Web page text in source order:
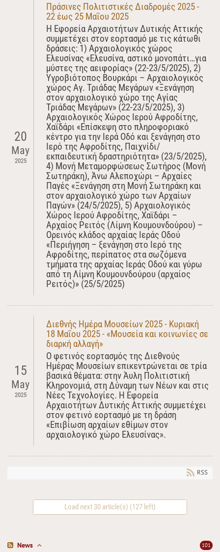
20
May
2025
Πράσινες Πολιτιστικές Διαδρομές 2025 -
22 έως 25 Μαΐου 2025
Η Εφορεία Αρχαιοτήτων Δυτικής Αττικής
συμμετέχει στον εορτασμό με τις κάτωθι
δράσεις: 1) Αρχαιολογικός χώρος
Ελευσίνας «Ελευσίνα, αστικό μονοπάτι…για
μύστες της αειφορίας» (22-23/5/2025), 2)
Υγροβιότοπος Βουρκάρι – Αρχαιολογικός
χώρος Αγ. Τριάδας Μεγάρων «Ξενάγηση
στον αρχαιολογικό χώρο της Αγίας
Τριάδας Μεγάρων» (22-23/5/2025), 3)
Αρχαιολογικός Χώρος Ιερού Αφροδίτης,
Χαϊδάρι «Επίσκεψη στο πληροφοριακό
κέντρο για την Ιερά Οδό και ξενάγηση στο
Ιερό της Αφροδίτης, Παιχνίδι/
εκπαιδευτική δραστηριότητα» (23/5/2025),
4) Μονή Μεταμορφώσεως Σωτήρος (Μονή
Σωτηράκη), Άνω Αλεποχώρι – Αρχαίες
Παγές «Ξενάγηση στη Μονή Σωτηράκη και
στον αρχαιολογικό χώρο των Αρχαίων
Παγών» (24/5/2025), 5) Αρχαιολογικός
Χώρος Ιερού Αφροδίτης, Χαϊδάρι –
Αρχαίος Ρειτός (Λίμνη Κουμουνδούρου) –
Ορεινός κλάδος αρχαίας Ιεράς Οδού
«Περιήγηση – ξενάγηση στο Ιερό της
Αφροδίτης, περίπατος στα σωζόμενα
τμήματα της αρχαίας Ιεράς Οδού και γύρω
από τη Λίμνη Κουμουνδούρου (αρχαίος
Ρειτός)» (25/5/2025)
15
May
2025
Διεθνής Ημέρα Μουσείων 2025 - Κυριακή
18 Μαΐου 2025 - «Μουσεία και κοινωνίες σε
διαρκή αλλαγή»
Ο φετινός εορτασμός της Διεθνούς
Ημέρας Μουσείων επικεντρώνεται σε τρία
βασικά θέματα: στην Άυλη Πολιτιστική
Κληρονομιά, στη Δύναμη των Νέων και στις
Νέες Τεχνολογίες. Η Εφορεία
Αρχαιοτήτων Δυτικής Αττικής συμμετέχει
στον φετινό εορτασμό με τη δράση
«Επιβίωση αρχαίων εθίμων στον
αρχαιολογικό χώρο Ελευσίνας».
RSS
Load next 30 article(s) (127 left)
101
News